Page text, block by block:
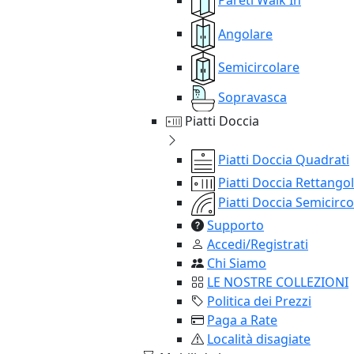
Angolare
Semicircolare
Sopravasca
Piatti Doccia
Piatti Doccia Quadrati
Piatti Doccia
Piatti Doccia
Supporto
Accedi/Registrati
Chi Siamo
LE NOSTRE COLLEZIONI
Politica dei Prezzi
Paga a Rate
Località disagiate